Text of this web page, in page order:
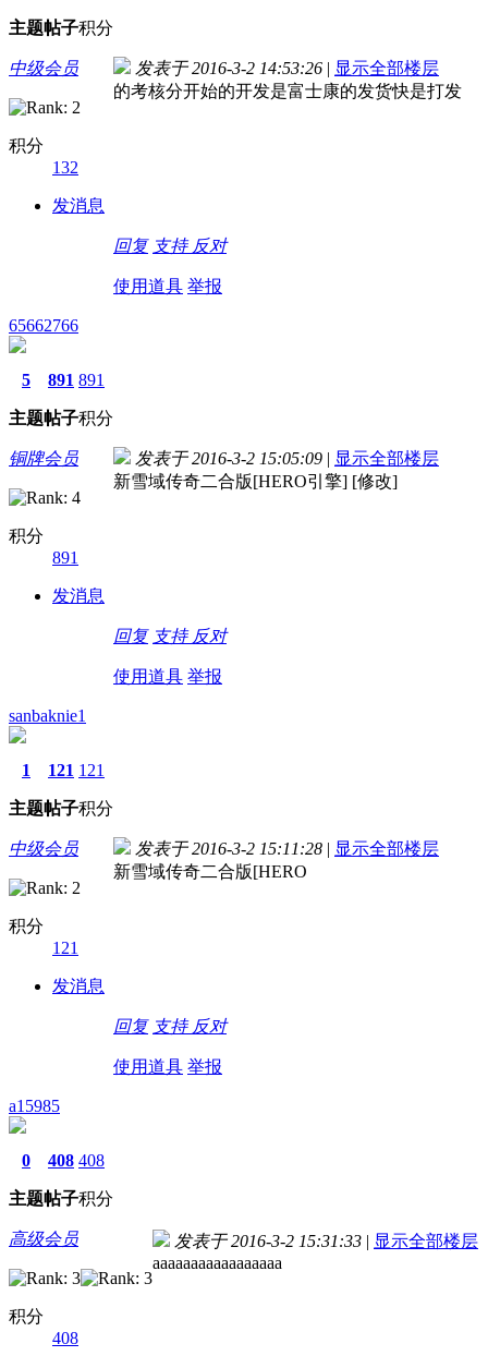
主题帖子积分
中级会员
积分
132
发消息
发表于 2016-3-2 14:53:26 | 显示全部楼层
的考核分开始的开发是富士康的发货快是打发
回复 支持 反对
使用道具 举报
65662766
5
主题
891
帖子
891
积分
铜牌会员
积分
891
发消息
发表于 2016-3-2 15:05:09 | 显示全部楼层
新雪域传奇二合版[HERO引擎] [修改]
回复 支持 反对
使用道具 举报
sanbaknie1
1
主题
121
帖子
121
积分
中级会员
积分
121
发消息
发表于 2016-3-2 15:11:28 | 显示全部楼层
新雪域传奇二合版[HERO
回复 支持 反对
使用道具 举报
a15985
0
主题
408
帖子
408
积分
高级会员
积分
408
发表于 2016-3-2 15:31:33 | 显示全部楼层
aaaaaaaaaaaaaaaaa